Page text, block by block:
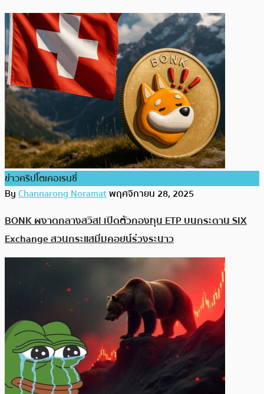
ข่าวคริปโตเคอเรนซี่
ByChannarong Noramatพฤศจิกายน 28, 2025
BONK ผงาดกลางสวิส! เปิดตัวกองทุน ETP บนกระดาน SIX
Exchange สวนกระแสมีมคอยน์ร่วงระนาว